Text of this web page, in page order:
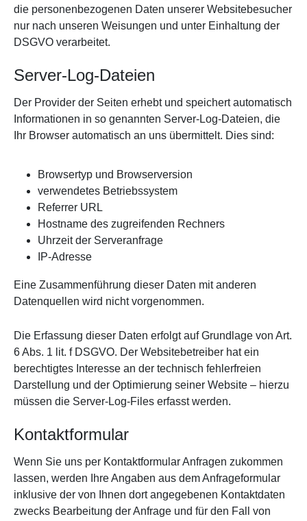
die personenbezogenen Daten unserer Websitebesucher
nur nach unseren Weisungen und unter Einhaltung der
DSGVO verarbeitet.
Server-Log-Dateien
Der Provider der Seiten erhebt und speichert automatisch
Informationen in so genannten Server-Log-Dateien, die
Ihr Browser automatisch an uns übermittelt. Dies sind:
Browsertyp und Browserversion
verwendetes Betriebssystem
Referrer URL
Hostname des zugreifenden Rechners
Uhrzeit der Serveranfrage
IP-Adresse
Eine Zusammenführung dieser Daten mit anderen
Datenquellen wird nicht vorgenommen.
Die Erfassung dieser Daten erfolgt auf Grundlage von Art.
6 Abs. 1 lit. f DSGVO. Der Websitebetreiber hat ein
berechtigtes Interesse an der technisch fehlerfreien
Darstellung und der Optimierung seiner Website – hierzu
müssen die Server-Log-Files erfasst werden.
Kontaktformular
Wenn Sie uns per Kontaktformular Anfragen zukommen
lassen, werden Ihre Angaben aus dem Anfrageformular
inklusive der von Ihnen dort angegebenen Kontaktdaten
zwecks Bearbeitung der Anfrage und für den Fall von